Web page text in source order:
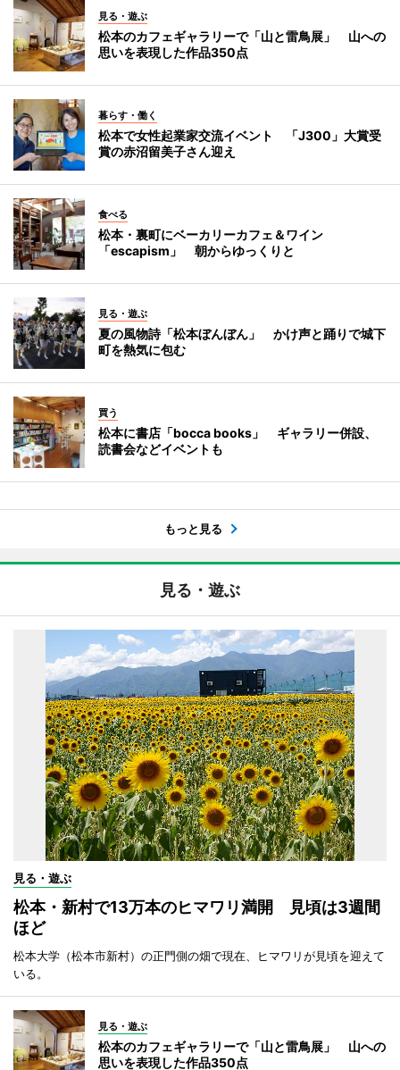
見る・遊ぶ
松本のカフェギャラリーで「山と雷鳥展」 山への
思いを表現した作品350点
暮らす・働く
松本で女性起業家交流イベント 「J300」大賞受
賞の赤沼留美子さん迎え
食べる
松本・裏町にベーカリーカフェ＆ワイン
「escapism」 朝からゆっくりと
見る・遊ぶ
夏の風物詩「松本ぼんぼん」 かけ声と踊りで城下
町を熱気に包む
買う
松本に書店「bocca books」 ギャラリー併設、
読書会などイベントも
もっと見る
見る・遊ぶ
見る・遊ぶ
松本・新村で13万本のヒマワリ満開 見頃は3週間
ほど
松本大学（松本市新村）の正門側の畑で現在、ヒマワリが見頃を迎えて
いる。
見る・遊ぶ
松本のカフェギャラリーで「山と雷鳥展」 山への
思いを表現した作品350点